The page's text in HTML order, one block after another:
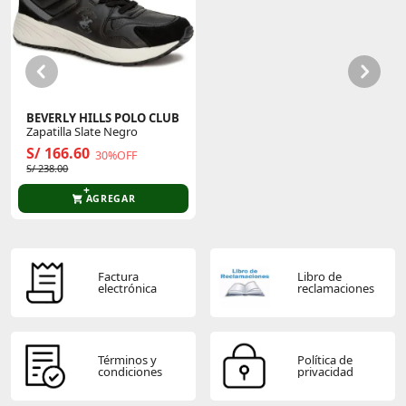
Este producto aún no tiene calificaciones.
Sé el primero en comentar y acumula Puntos.
BEVERLY HILLS POLO CLUB
Zapatilla Slate Negro
S/ 166.60 30%OFF
S/ 238.00
AGREGAR
Factura
electrónica
Libro de
reclamaciones
Términos y
condiciones
Política de
privacidad